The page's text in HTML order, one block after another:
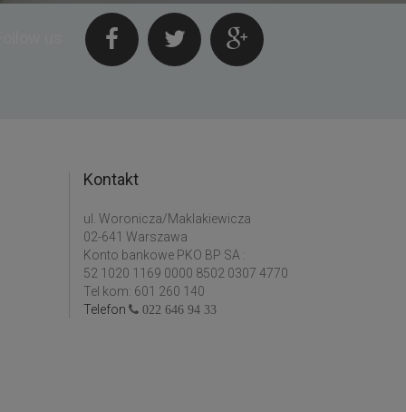
Kontakt
ul. Woronicza/Maklakiewicza
02-641 Warszawa
Konto bankowe PKO BP SA :
52 1020 1169 0000 8502 0307 4770
Tel kom: 601 260 140
Telefon
022 646 94 33